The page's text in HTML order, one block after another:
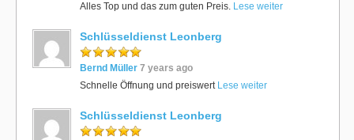
Alles Top und das zum guten Preis. Lese weiter
Schlüsseldienst Leonberg
Bernd Müller 7 years ago
Schnelle Öffnung und preiswert Lese weiter
Schlüsseldienst Leonberg